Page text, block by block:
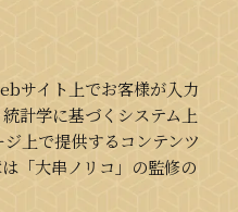
サイト上でお客様が入力
計学に基づくシステム上
上で提供するコンテンツ
「大串ノリコ」の監修の